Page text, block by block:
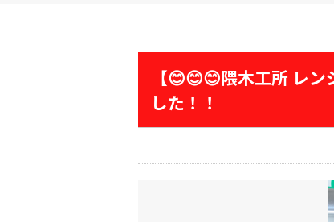
【😊😊😊隈木工所 レ
した！！